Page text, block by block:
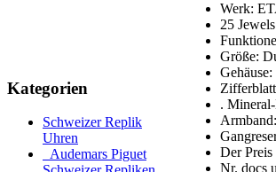
Kategorien
Schweizer Replik
Uhren
Audemars Piguet
Werk:
25 Jewels
Größe:
.
Der
Nr. docs